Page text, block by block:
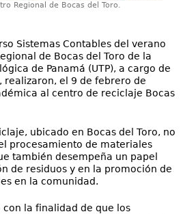
Regional de Bocas del Toro.
Sistemas Contables del verano
de Bocas del Toro de la
de Panamá (UTP), a cargo de
realizaron, el 9 de febrero de
al centro de reciclaje Bocas
ubicado en Bocas del Toro, no
procesamiento de materiales
también desempeña un papel
de residuos y en la promoción de
en la comunidad.
con la finalidad de que los